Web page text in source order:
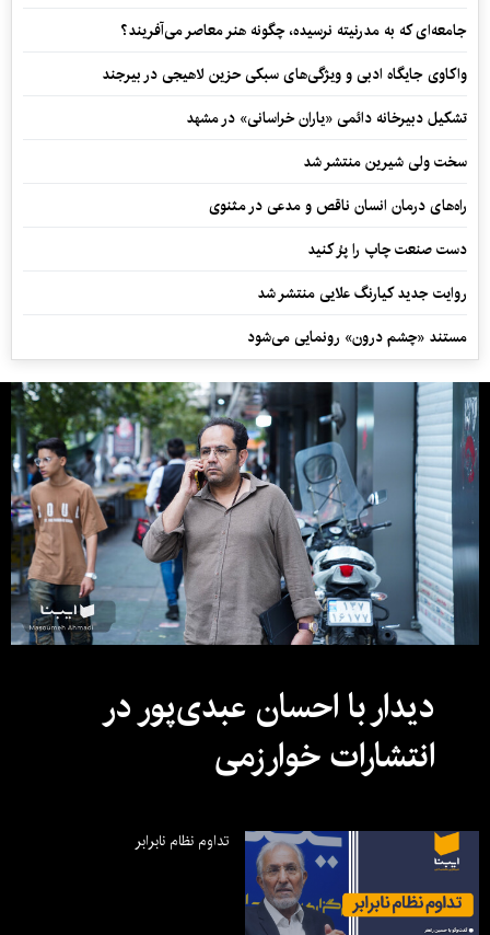
جامعه‌ای که به مدرنیته نرسیده، چگونه هنر معاصر می‌آفریند؟
واکاوی جایگاه ادبی و ویژگی‌های سبکی حزین لاهیجی در بیرجند
تشکیل دبیرخانه دائمی «یاران خراسانی» در مشهد
سخت ولی شیرین منتشر شد
راه‌های درمان انسان ناقص و مدعی در مثنوی
دست صنعت چاپ را پرُ کنید
روایت جدید کیارنگ علایی منتشر شد
مستند «چشم درون» رونمایی می‌شود
دیدار با احسان عبدی‌پور در
انتشارات خوارزمی
تداوم نظام نابرابر